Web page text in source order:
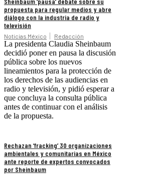
propuesta para regular medios y abre
diálogo con la industria de radio y
televisión
Noticias México Redacción
La presidenta Claudia Sheinbaum
decidió poner en pausa la discusión
pública sobre los nuevos
lineamientos para la protección de
los derechos de las audiencias en
radio y televisión, y pidió esperar a
que concluya la consulta pública
antes de continuar con el análisis
de la propuesta.
Rechazan ‘fracking’ 30 organizaciones
ambientales y comunitarias en México
ante reporte de expertos convocados
por Sheinbaum